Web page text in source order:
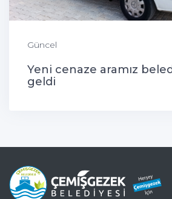
Güncel
Yeni cenaze aramız
geldi